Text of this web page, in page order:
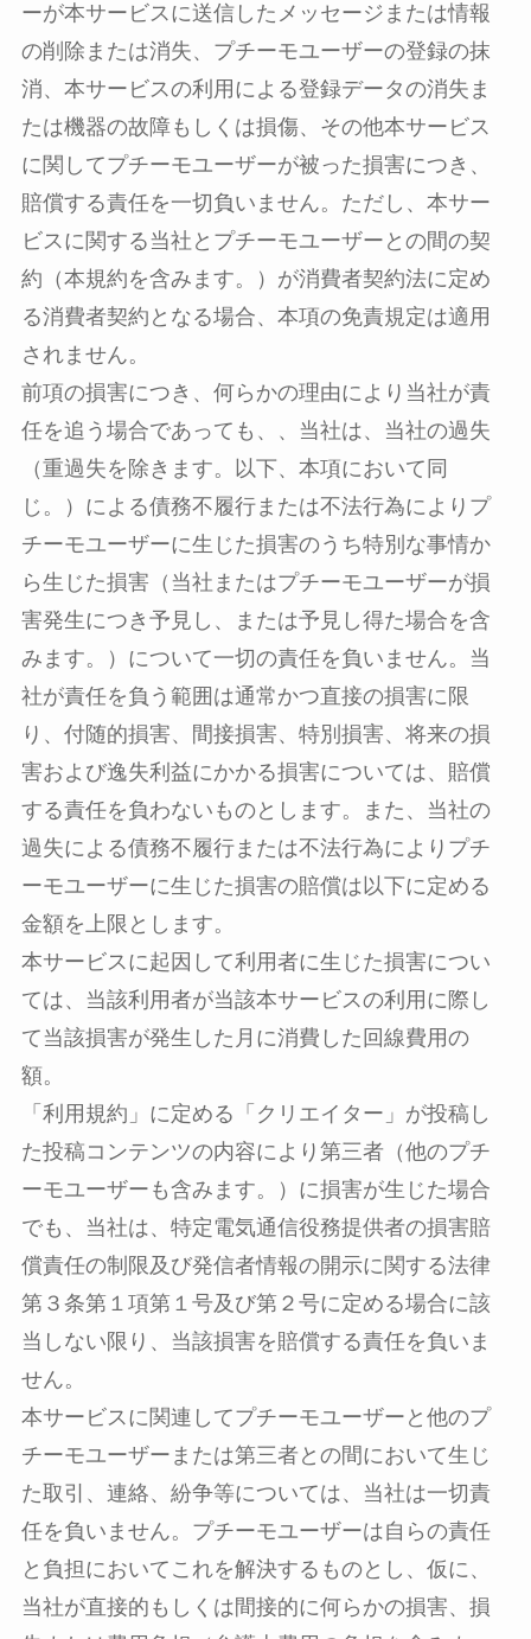
ーが本サービスに送信したメッセージまたは情報
の削除または消失、プチーモユーザーの登録の抹
消、本サービスの利用による登録データの消失ま
たは機器の故障もしくは損傷、その他本サービス
に関してプチーモユーザーが被った損害につき、
賠償する責任を一切負いません。ただし、本サー
ビスに関する当社とプチーモユーザーとの間の契
約（本規約を含みます。）が消費者契約法に定め
る消費者契約となる場合、本項の免責規定は適用
されません。
前項の損害につき、何らかの理由により当社が責
任を追う場合であっても、、当社は、当社の過失
（重過失を除きます。以下、本項において同
じ。）による債務不履行または不法行為によりプ
チーモユーザーに生じた損害のうち特別な事情か
ら生じた損害（当社またはプチーモユーザーが損
害発生につき予見し、または予見し得た場合を含
みます。）について一切の責任を負いません。当
社が責任を負う範囲は通常かつ直接の損害に限
り、付随的損害、間接損害、特別損害、将来の損
害および逸失利益にかかる損害については、賠償
する責任を負わないものとします。また、当社の
過失による債務不履行または不法行為によりプチ
ーモユーザーに生じた損害の賠償は以下に定める
金額を上限とします。
本サービスに起因して利用者に生じた損害につい
ては、当該利用者が当該本サービスの利用に際し
て当該損害が発生した月に消費した回線費用の
額。
「利用規約」に定める「クリエイター」が投稿し
た投稿コンテンツの内容により第三者（他のプチ
ーモユーザーも含みます。）に損害が生じた場合
でも、当社は、特定電気通信役務提供者の損害賠
償責任の制限及び発信者情報の開示に関する法律
第３条第１項第１号及び第２号に定める場合に該
当しない限り、当該損害を賠償する責任を負いま
せん。
本サービスに関連してプチーモユーザーと他のプ
チーモユーザーまたは第三者との間において生じ
た取引、連絡、紛争等については、当社は一切責
任を負いません。プチーモユーザーは自らの責任
と負担においてこれを解決するものとし、仮に、
当社が直接的もしくは間接的に何らかの損害、損